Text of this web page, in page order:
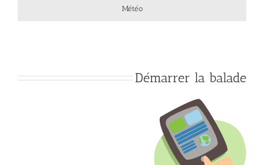
Météo
Démarrer la balade